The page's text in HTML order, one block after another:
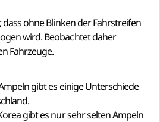
dass ohne Blinken der Fahrstreifen
wird. Beobachtet daher
Fahrzeuge.
gibt es einige Unterschiede
gibt es nur sehr selten Ampeln